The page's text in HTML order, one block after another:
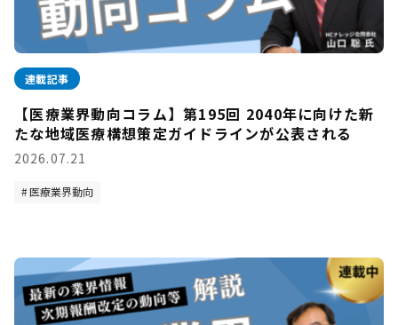
連載記事
【医療業界動向コラム】第195回 2040年に向けた新
たな地域医療構想策定ガイドラインが公表される
2026.07.21
医療業界動向